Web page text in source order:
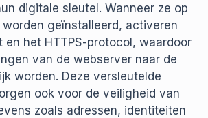
digitale sleutel. Wanneer ze op
geïnstalleerd, activeren
en het HTTPS-protocol, waardoor
van de webserver naar de
worden. Deze versleutelde
ook voor de veiligheid van
zoals adressen, identiteiten